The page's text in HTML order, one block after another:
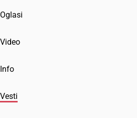
Oglasi
Video
Info
Vesti